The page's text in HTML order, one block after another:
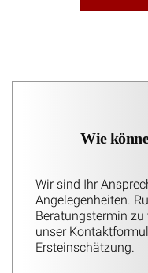
Wie
Wir sind Ihr
Angelegenheiten.
Beratungstermin zu
unser
Ersteinschätzung.